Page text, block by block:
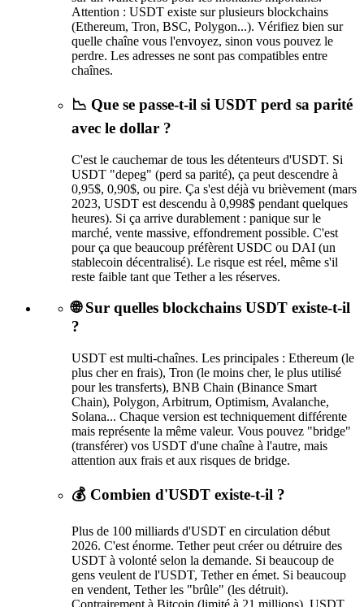
Attention : USDT existe sur plusieurs blockchains
(Ethereum, Tron, BSC, Polygon...). Vérifiez bien sur
quelle chaîne vous l'envoyez, sinon vous pouvez le
perdre. Les adresses ne sont pas compatibles entre
chaînes.
📉 Que se passe-t-il si USDT perd sa parité
avec le dollar ?
C'est le cauchemar de tous les détenteurs d'USDT. Si
USDT "depeg" (perd sa parité), ça peut descendre à
0,95$, 0,90$, ou pire. Ça s'est déjà vu brièvement (mars
2023, USDT est descendu à 0,998$ pendant quelques
heures). Si ça arrive durablement : panique sur le
marché, vente massive, effondrement possible. C'est
pour ça que beaucoup préfèrent USDC ou DAI (un
stablecoin décentralisé). Le risque est réel, même s'il
reste faible tant que Tether a les réserves.
🌐 Sur quelles blockchains USDT existe-t-il
?
USDT est multi-chaînes. Les principales : Ethereum (le
plus cher en frais), Tron (le moins cher, le plus utilisé
pour les transferts), BNB Chain (Binance Smart
Chain), Polygon, Arbitrum, Optimism, Avalanche,
Solana... Chaque version est techniquement différente
mais représente la même valeur. Vous pouvez "bridge"
(transférer) vos USDT d'une chaîne à l'autre, mais
attention aux frais et aux risques de bridge.
💰 Combien d'USDT existe-t-il ?
Plus de 100 milliards d'USDT en circulation début
2026. C'est énorme. Tether peut créer ou détruire des
USDT à volonté selon la demande. Si beaucoup de
gens veulent de l'USDT, Tether en émet. Si beaucoup
en vendent, Tether les "brûle" (les détruit).